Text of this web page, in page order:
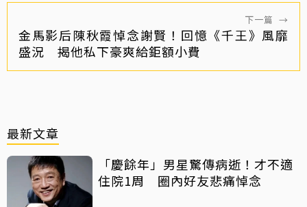
下一篇 →
金馬影后陳秋霞悼念謝賢！回憶《千王》風靡
盛況 揭他私下豪爽給鉅額小費
最新文章
「慶餘年」男星驚傳病逝！才不適
住院1周 圈內好友悲痛悼念